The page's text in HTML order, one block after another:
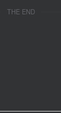
THE END